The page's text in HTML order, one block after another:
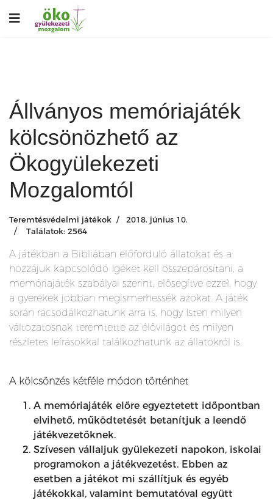
Állványos memóriajáték
kölcsönözhető az
Ökogyülekezeti
Mozgalomtól
Teremtésvédelmi játékok
2018. június 10.
Találatok: 2564
A játékban a Bibliában előforduló állatokat és a
hozzájuk kapcsolódó Igéket kell összepárosítani, a
memóriajáték szabályai szerint, elősegítve ezzel, hogy
a gyerekek jobban megismerhessék azokat. A játék
során rácsodálkozhatunk arra is, hogy Isten milyen
változatosnak teremtette az élővilágot és milyen
részletes leírásokkal találkozhatunk az állatokról is.
A kölcsönzés kétféle módon történhet
A memóriajáték előre egyeztetett időpontban
elvihető, működtetését betanítjuk a leendő
játékvezetőknek.
Szívesen vállaljuk gyülekezeti napokon, iskolai
programokon a játékvezetést. Ebben az
esetben a játékot mi szállítjuk és egyéb
játékokkal, valamint bemutatóval együtt